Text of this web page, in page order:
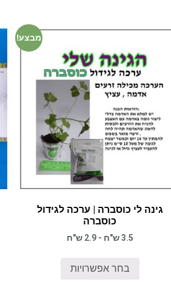
מבצע!
גינה לי כוסברה | ערכה לגידול
כוסברה
3.5 ש"ח - 2.9 ש"ח
בחר אפשרויות